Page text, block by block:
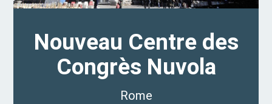
Nouveau Centre des
Congrès Nuvola
Rome